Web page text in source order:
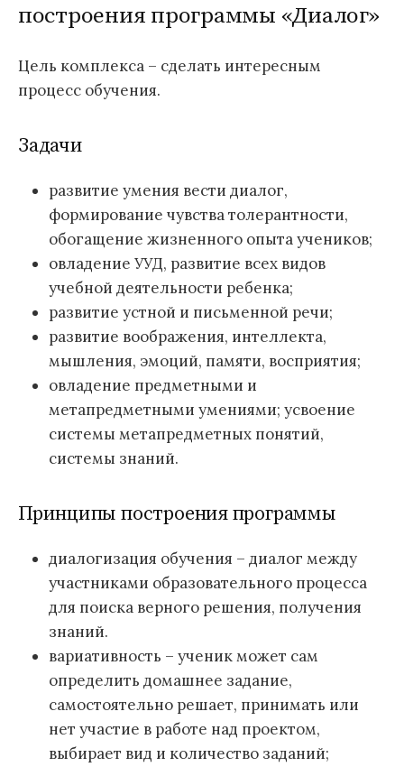
построения программы «Диалог»
Цель комплекса – сделать интересным
процесс обучения.
Задачи
развитие умения вести диалог,
формирование чувства толерантности,
обогащение жизненного опыта учеников;
овладение УУД, развитие всех видов
учебной деятельности ребенка;
развитие устной и письменной речи;
развитие воображения, интеллекта,
мышления, эмоций, памяти, восприятия;
овладение предметными и
метапредметными умениями; усвоение
системы метапредметных понятий,
системы знаний.
Принципы построения программы
диалогизация обучения – диалог между
участниками образовательного процесса
для поиска верного решения, получения
знаний.
вариативность – ученик может сам
определить домашнее задание,
самостоятельно решает, принимать или
нет участие в работе над проектом,
выбирает вид и количество заданий;